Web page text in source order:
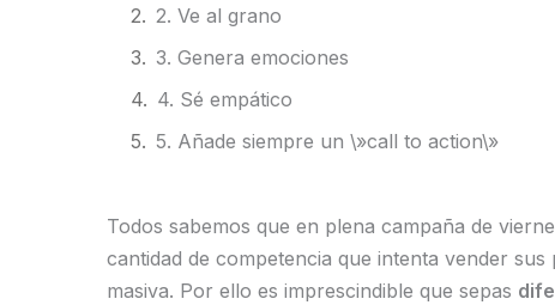
2. Ve al grano
3. Genera emociones
4. Sé empático
5. Añade siempre un \»call to action\»
Todos sabemos que en plena campaña de
cantidad de competencia que intenta vender sus
masiva. Por ello es imprescindible que sepas